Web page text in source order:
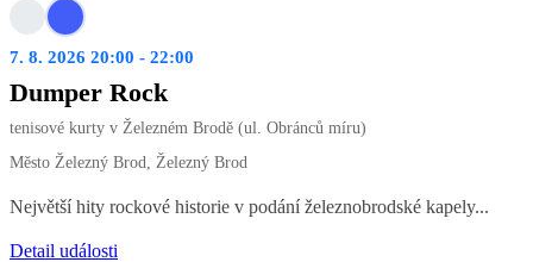
7. 8. 2026 20:00 - 22:00
Dumper Rock
tenisové kurty v Železném Brodě (ul. Obránců míru)
Město Železný Brod, Železný Brod
Největší hity rockové historie v podání železnobrodské kapely...
Detail události